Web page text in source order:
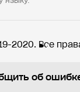
2020. Все
об